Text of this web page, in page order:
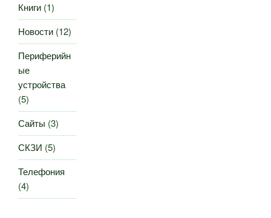
Книги (1)
Новости (12)
Периферийн
ые
устройства
(5)
Сайты (3)
СКЗИ (5)
Телефония
(4)